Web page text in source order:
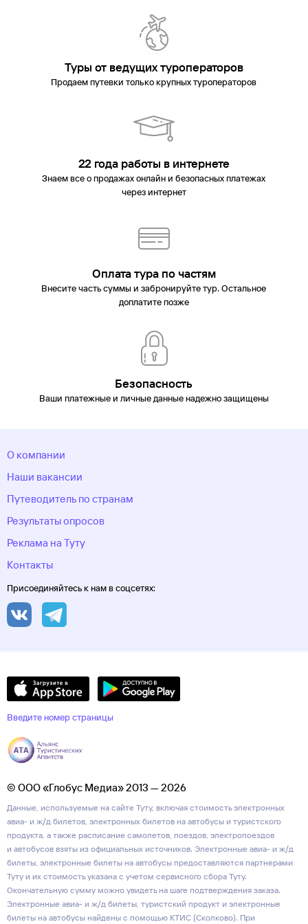
Туры от ведущих туроператоров
Продаем путевки только крупных туроператоров
22 года работы в интернете
Знаем все о продажах онлайн и безопасных платежах
через интернет
Оплата тура по частям
Внесите часть суммы и забронируйте тур. Остальное
доплатите позже
Безопасность
Ваши платежные и личные данные надежно защищены
О компании
Наши вакансии
Путеводитель по странам
Результаты опросов
Реклама на Туту
Контакты
Присоединяйтесь к нам в соцсетях:
Введите номер страницы
© ООО «Глобус Медиа» 2013 — 2026
Данные, используемые на сайте Туту, включая стоимость электронных
авиа- и ж/д билетов, электронных билетов на автобусы и туристского
продукта, а также расписание самолетов, поездов, электропоездов
и автобусов взяты из официальных источников. Электронные авиа- и ж/д
билеты, электронные билеты на автобусы предоставляются партнерами
Туту и их стоимость указана с учетом сервисного сбора Туту.
Окончательную сумму можно увидеть на шаге подтверждения заказа.
Электронные авиа- и ж/д билеты, туристский продукт и электронные
билеты на автобусы найдены с помощью КТИС (Сколково). При